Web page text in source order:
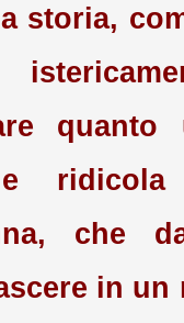
storia,
quanto
che
in un